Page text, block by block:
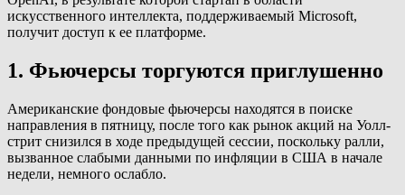
искусственного интеллекта, поддерживаемый Microsoft,
получит доступ к ее платформе.
1. Фьючерсы торгуются приглушенно
Американские фондовые фьючерсы находятся в поиске
направления в пятницу, после того как рынок акций на Уолл-
стрит снизился в ходе предыдущей сессии, поскольку ралли,
вызванное слабыми данными по инфляции в США в начале
недели, немного ослабло.